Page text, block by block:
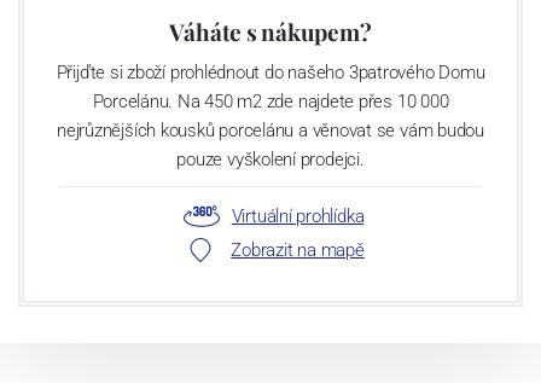
Váháte s nákupem?
Přijďte si zboží prohlédnout do našeho 3patrového Domu
Porcelánu. Na 450 m2 zde najdete přes 10 000
nejrůznějších kousků porcelánu a věnovat se vám budou
pouze vyškolení prodejci.
Virtuální prohlídka
Zobrazit na mapě